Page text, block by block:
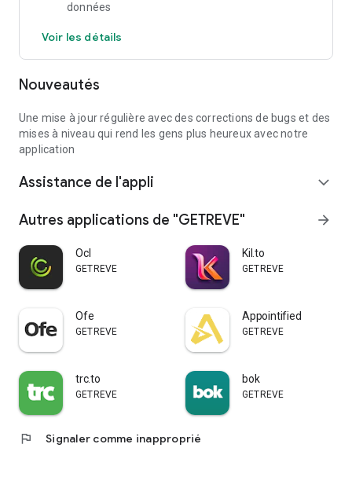
données
Voir les détails
Nouveautés
Une mise à jour régulière avec des corrections de bugs et des
mises à niveau qui rend les gens plus heureux avec notre
application
Assistance de l'appli expand_more
Autres applications de "GETREVE" arrow_forward
Ocl
GETREVE
Kil.to
GETREVE
Ofe
GETREVE
Appointified
GETREVE
trc.to
GETREVE
bok
GETREVE
flag Signaler comme inapproprié